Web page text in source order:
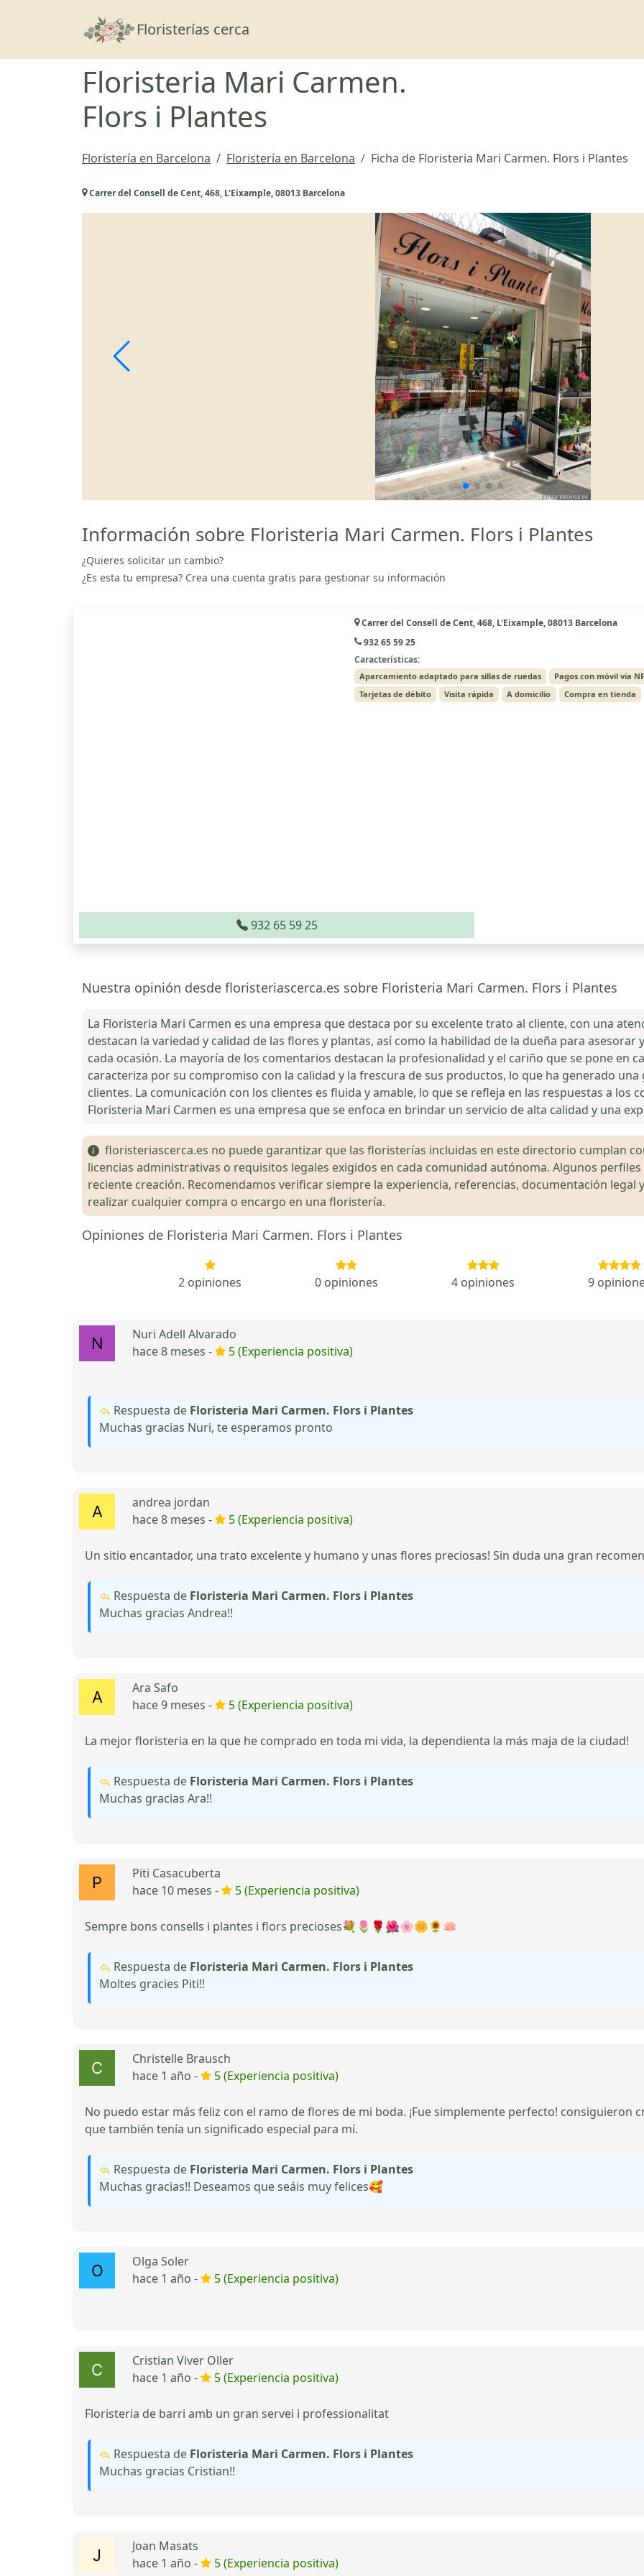
Floristerías cerca
Floristeria Mari Carmen.
Flors i Plantes
Floristería en Barcelona Floristería en Barcelona Ficha de Floristeria Mari Carmen. Flors i Plantes
Carrer del Consell de Cent, 468, L'Eixample, 08013 Barcelona
Información sobre Floristeria Mari Carmen. Flors i Plantes
¿Quieres solicitar un cambio?
¿Es esta tu empresa? Crea una cuenta gratis para gestionar su información
Carrer del Consell de Cent, 468, L'Eixample, 08013 Barcelona
932 65 59 25
Características:
Aparcamiento adaptado para sillas de ruedas Pagos con móvil vía
Tarjetas de débito
Visita rápida A domicilio Compra en tienda
932 65 59 25
Nuestra opinión desde floristeriascerca.es sobre Floristeria Mari Carmen. Flors i Plantes
La Floristeria Mari Carmen es una empresa que destaca por su excelente trato al cliente, con una
destacan la variedad y calidad de las flores y plantas, así como la habilidad de la dueña para
cada ocasión. La mayoría de los comentarios destacan la profesionalidad y el cariño que se pone en
caracteriza por su compromiso con la calidad y la frescura de sus productos, lo que ha generado
clientes. La comunicación con los clientes es fluida y amable, lo que se refleja en las respuestas a los
Floristeria Mari Carmen es una empresa que se enfoca en brindar un servicio de alta calidad y una
floristeriascerca.es no puede garantizar que las floristerías incluidas en este directorio cumplan
licencias administrativas o requisitos legales exigidos en cada comunidad autónoma. Algunos
reciente creación. Recomendamos verificar siempre la experiencia, referencias, documentación
realizar cualquier compra o encargo en una floristería.
Opiniones de Floristeria Mari Carmen. Flors i Plantes
2 opiniones 0 opiniones 4 opiniones 9
Nuri Adell Alvarado
hace 8 meses -
5 (Experiencia positiva)
Respuesta de Floristeria Mari Carmen. Flors i Plantes
Muchas gracias Nuri, te esperamos pronto
andrea jordan
hace 8 meses -
5 (Experiencia positiva)
Un sitio encantador, una trato excelente y humano y unas flores preciosas! Sin duda una gran
Respuesta de Floristeria Mari Carmen. Flors i Plantes
Muchas gracias Andrea!!
Ara Safo
hace 9 meses -
5 (Experiencia positiva)
La mejor floristeria en la que he comprado en toda mi vida, la dependienta la más maja de la ciudad!
Respuesta de Floristeria Mari Carmen. Flors i Plantes
Muchas gracias Ara!!
Piti Casacuberta
hace 10 meses -
5 (Experiencia positiva)
Sempre bons consells i plantes i flors precioses💐🌷🌹🌺🌸🌼🌻🪷
Respuesta de Floristeria Mari Carmen. Flors i Plantes
Moltes gracies Piti!!
Christelle Brausch
hace 1 año -
5 (Experiencia positiva)
No puedo estar más feliz con el ramo de flores de mi boda. ¡Fue simplemente perfecto! consiguieron
que también tenía un significado especial para mí.
Respuesta de Floristeria Mari Carmen. Flors i Plantes
Muchas gracias!! Deseamos que seáis muy felices🥰
Olga Soler
hace 1 año -
5 (Experiencia positiva)
Cristian Viver Oller
hace 1 año -
5 (Experiencia positiva)
Floristeria de barri amb un gran servei i professionalitat
Respuesta de Floristeria Mari Carmen. Flors i Plantes
Muchas gracias Cristian!!
Joan Masats
hace 1 año -
5 (Experiencia positiva)